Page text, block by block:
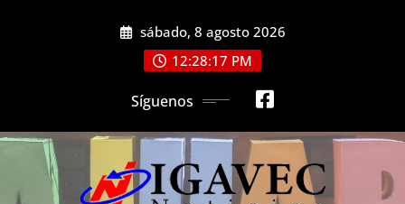
sábado, 8 agosto 2026
12:28:19 PM
Síguenos